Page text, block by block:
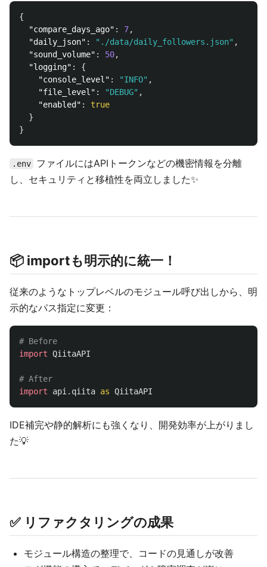
{
"compare_days_ago" : 7,
"daily_json" : "./data/daily_followers.json" ,
"sound_volume" : 50,
"logging" :
{
"console_level" : "INFO" ,
"file_level" : "DEBUG" ,
"enabled" :
true
}
}
.env
ファイルにはAPIトークンなどの機密情報を分離
し、セキュリティと移植性を両立しました✨
📦 importも明示的に統一！
従来のようなトップレベルのモジュール呼び出しから、明
示的なパス指定に変更：
import QiitaAPI
import
api.qiita as QiitaAPI
IDE補完や静的解析にも強くなり、開発効率が上がりまし
た💡
✅ リファクタリングの成果
モジュール構造の整理で、コードの見通しが改善